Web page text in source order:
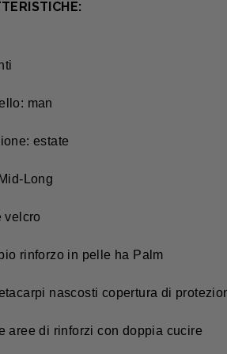
man
estate
Long
velcro
rinforzo in pelle ha Palm
nascosti copertura di
aree di rinforzi con doppia cucire